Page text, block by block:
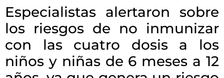
Especialistas alertaron sobre
los riesgos de no inmunizar
con las cuatro dosis a los
niños y niñas de 6 meses a 12